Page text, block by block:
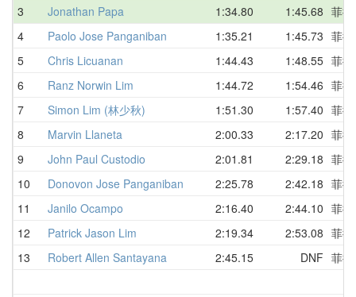
3
Jonathan Papa 1:34.80 1:45.68 菲
4
Paolo Jose Panganiban 1:35.21 1:45.73 菲
5
Chris Licuanan 1:44.43 1:48.55 菲
6
Ranz Norwin Lim 1:44.72 1:54.46 菲
7
Simon Lim (林少秋) 1:51.30 1:57.40 菲
8
Marvin Llaneta 2:00.33 2:17.20 菲
9
John Paul Custodio 2:01.81 2:29.18 菲
10
Donovon Jose Panganiban 2:25.78 2:42.18 菲
11
Janilo Ocampo 2:16.40 2:44.10 菲
12
Patrick Jason Lim 2:19.34 2:53.08 菲
13
Robert Allen Santayana 2:45.15 DNF 菲